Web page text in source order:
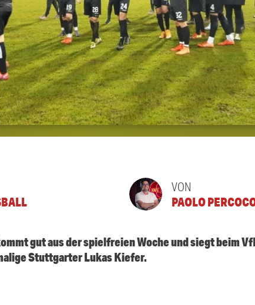
VON
PAOLO
gut aus der spielfreien Woche und siegt beim
Stuttgarter Lukas Kiefer.